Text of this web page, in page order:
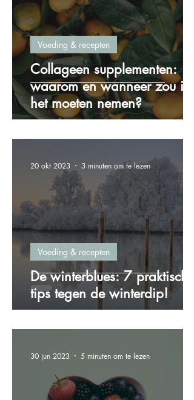
Collageen supplementen:
waarom en wanneer zou ik
het moeten nemen?
Voeding & recepten
De winterblues: 7 praktische
tips tegen de winterdip!
Voeding & recepten
20 okt 2023 3 minuten om te lezen
30 jun 2023 5 minuten om te lezen